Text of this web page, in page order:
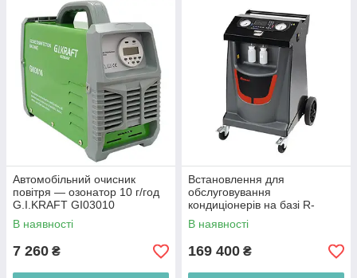
Автомобільний очисник
повітря — озонатор 10 г/год
G.I.KRAFT GI03010
В наявності
7 260 ₴
Встановлення для
обслуговування
кондиціонерів на базі R-
1234YF (автоматичне)
ROBINAIR SP00000157
В наявності
169 400 ₴